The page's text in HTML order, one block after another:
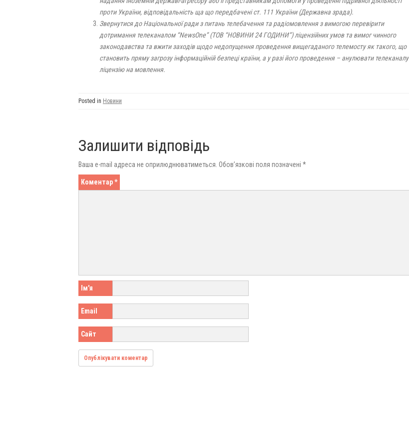
проти України, відповідальність ща що передбачені ст. 111 України (Державна зрада).
Звернутися до Національної ради з питань телебачення та радіомовлення з вимогою перевірити
дотримання телеканалом “NewsOne” (ТОВ “НОВИНИ 24 ГОДИНИ”) ліцензійних умов та вимог чинного
законодавства та вжити заходів щодо недопущення проведення вищегаданого телемосту як такого, що
становить пряму загрозу інформаційній безпеці країни, а у разі його проведення – анулювати телеканалу
ліцензію на мовлення.
Posted in Новини
Залишити відповідь
Ваша e-mail адреса не оприлюднюватиметься. Обов’язкові поля позначені *
Коментар*
Ім'я
Email
Сайт